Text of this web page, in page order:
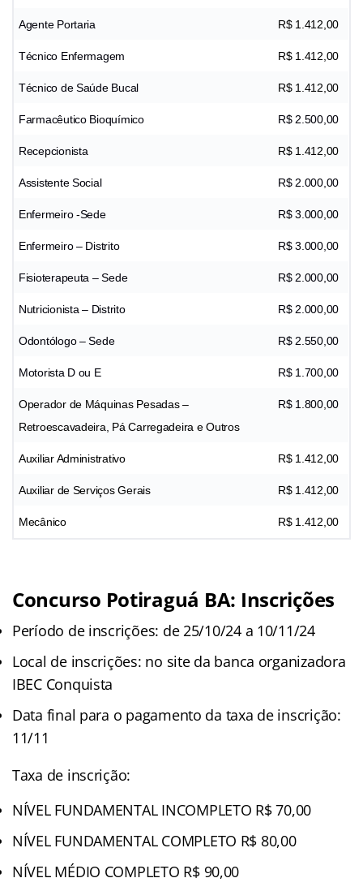
Agente Portaria R$ 1.412,00
Técnico Enfermagem R$ 1.412,00
Técnico de Saúde Bucal R$ 1.412,00
Farmacêutico Bioquímico R$ 2.500,00
Recepcionista R$ 1.412,00
Assistente Social R$ 2.000,00
Enfermeiro -Sede R$ 3.000,00
Enfermeiro – Distrito R$ 3.000,00
Fisioterapeuta – Sede R$ 2.000,00
Nutricionista – Distrito R$ 2.000,00
Odontólogo – Sede R$ 2.550,00
Motorista D ou E R$ 1.700,00
Operador de Máquinas Pesadas –
Retroescavadeira, Pá Carregadeira e Outros
R$ 1.800,00
Auxiliar Administrativo R$ 1.412,00
Auxiliar de Serviços Gerais R$ 1.412,00
Mecânico R$ 1.412,00
Concurso Potiraguá BA: Inscrições
Período de inscrições: de 25/10/24 a 10/11/24
Local de inscrições: no site da banca organizadora
IBEC Conquista
Data final para o pagamento da taxa de inscrição:
11/11
Taxa de inscrição:
NÍVEL FUNDAMENTAL INCOMPLETO R$ 70,00
NÍVEL FUNDAMENTAL COMPLETO R$ 80,00
NÍVEL MÉDIO COMPLETO R$ 90,00